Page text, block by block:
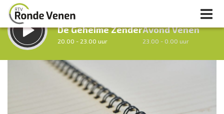
LUISTER LIVE:
De Geheime Zender
20.00 - 23.00 uur
Avond Venen
23.00 - 0.00 uur
uur 1 van 0